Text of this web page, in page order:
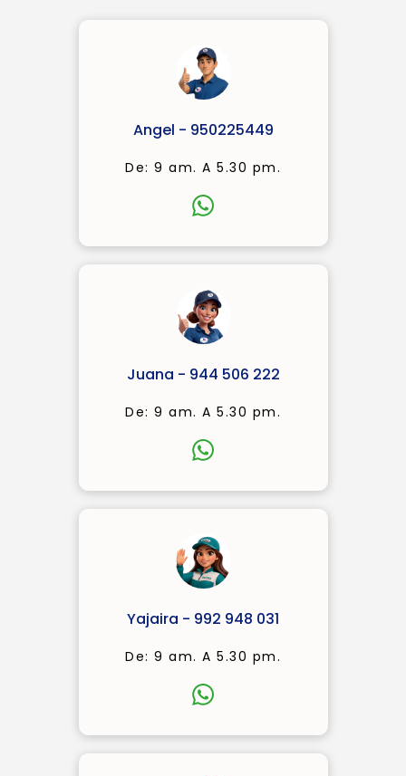
Angel - 950225449
De: 9 am. A 5.30 pm.
Juana - 944 506 222
De: 9 am. A 5.30 pm.
Yajaira - 992 948 031
De: 9 am. A 5.30 pm.